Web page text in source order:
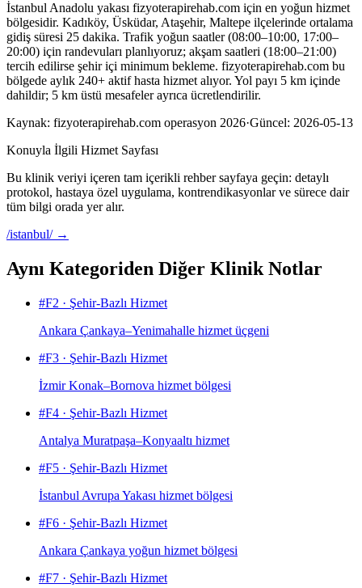
İstanbul Anadolu yakası fizyoterapirehab.com için en yoğun hizmet
bölgesidir. Kadıköy, Üsküdar, Ataşehir, Maltepe ilçelerinde ortalama
gidiş süresi 25 dakika. Trafik yoğun saatler (08:00–10:00, 17:00–
20:00) için randevuları planlıyoruz; akşam saatleri (18:00–21:00)
tercih edilirse şehir içi minimum bekleme. fizyoterapirehab.com bu
bölgede aylık 240+ aktif hasta hizmet alıyor. Yol payı 5 km içinde
dahildir; 5 km üstü mesafeler ayrıca ücretlendirilir.
Kaynak: fizyoterapirehab.com operasyon 2026·Güncel: 2026-05-13
Konuyla İlgili Hizmet Sayfası
Bu klinik veriyi içeren tam içerikli rehber sayfaya geçin: detaylı
protokol, hastaya özel uygulama, kontrendikasyonlar ve sürece dair
tüm bilgi orada yer alır.
/istanbul/→
Aynı Kategoriden Diğer Klinik Notlar
#F2 · Şehir-Bazlı Hizmet
Ankara Çankaya–Yenimahalle hizmet üçgeni
#F3 · Şehir-Bazlı Hizmet
İzmir Konak–Bornova hizmet bölgesi
#F4 · Şehir-Bazlı Hizmet
Antalya Muratpaşa–Konyaaltı hizmet
#F5 · Şehir-Bazlı Hizmet
İstanbul Avrupa Yakası hizmet bölgesi
#F6 · Şehir-Bazlı Hizmet
Ankara Çankaya yoğun hizmet bölgesi
#F7 · Şehir-Bazlı Hizmet